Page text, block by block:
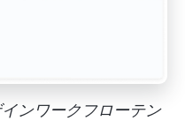
ンワークフローテン